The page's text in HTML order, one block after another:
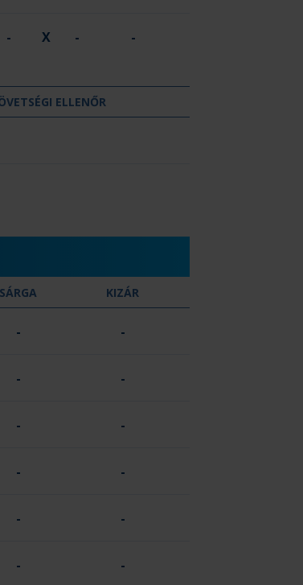
- X - -
ELLENŐR
SÁRGA KIZÁR
- -
- -
- -
- -
- -
- -